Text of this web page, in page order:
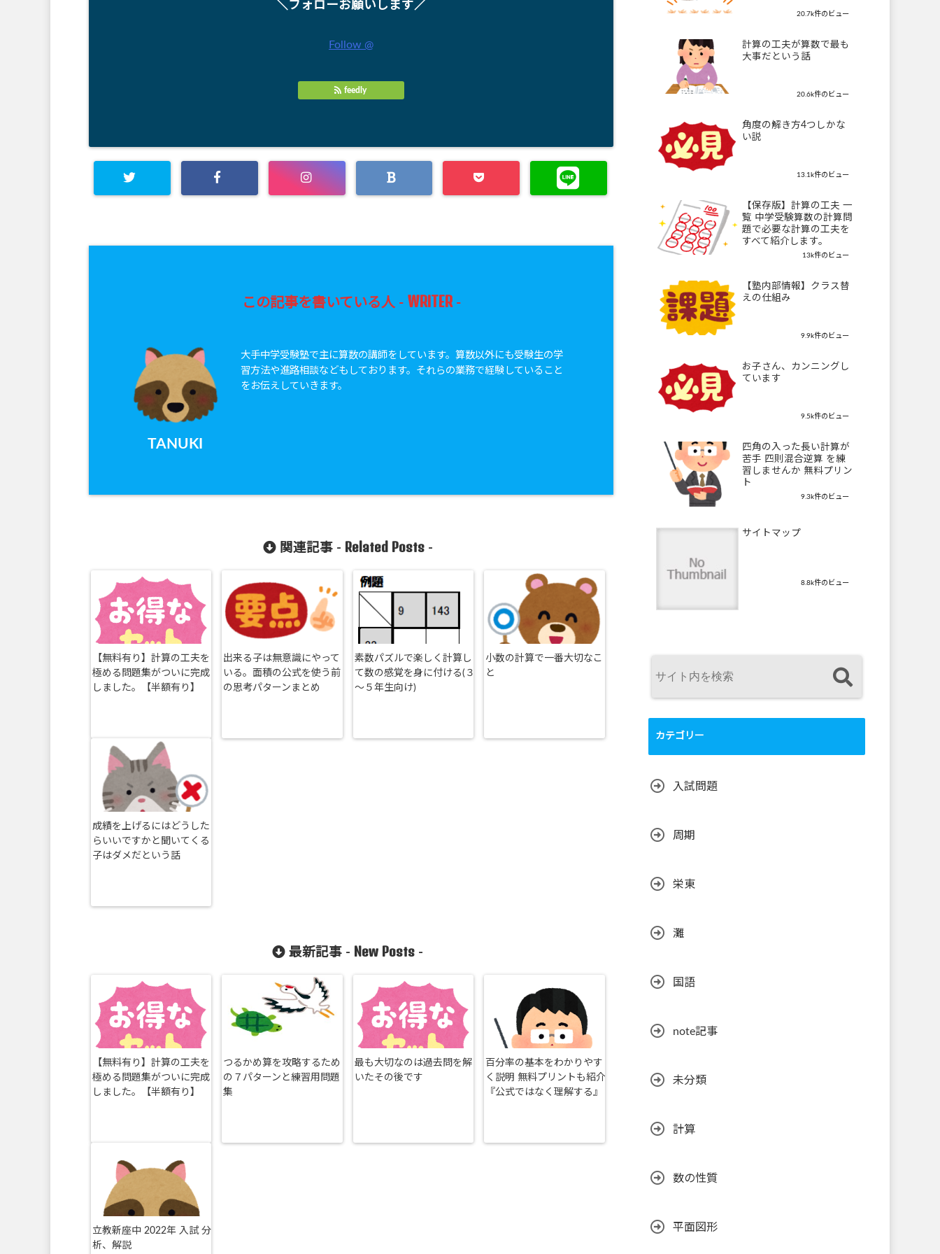
＼フォローお願いします／
Follow @
feedly
この記事を書いている人 - WRITER-
TANUKI
大手中学受験塾で主に算数の講師をしています。算数以外にも受験生の学
習方法や進路相談などもしております。それらの業務で経験していること
をお伝えしていきます。
関連記事 - Related Posts-
【無料有り】計算の工夫を
極める問題集がついに完成
しました。【半額有り】
出来る子は無意識にやって
いる。面積の公式を使う前
の思考パターンまとめ
素数パズルで楽しく計算し
て数の感覚を身に付ける(３
～５年生向け)
小数の計算で一番大切なこ
と
成績を上げるにはどうした
らいいですかと聞いてくる
子はダメだという話
最新記事 - New Posts -
【無料有り】計算の工夫を
極める問題集がついに完成
しました。【半額有り】
つるかめ算を攻略するため
の７パターンと練習用問題
集
最も大切なのは過去問を解
いたその後です
百分率の基本をわかりやす
く説明 無料プリントも紹介
『公式ではなく理解する』
立教新座中 2022年 入試 分
析、解説
20.7k件のビュー
計算の工夫が算数で最も
大事だという話
20.6k件のビュー
角度の解き方4つしかな
い説
13.1k件のビュー
【保存版】計算の工夫 一
覧 中学受験算数の計算問
題で必要な計算の工夫を
すべて紹介します。
13k件のビュー
【塾内部情報】クラス替
えの仕組み
9.9k件のビュー
お子さん、カンニングし
ています
9.5k件のビュー
四角の入った長い計算が
苦手 四則混合逆算 を練
習しませんか 無料プリン
ト
9.3k件のビュー
サイトマップ
8.8k件のビュー
カテゴリー
入試問題
周期
栄東
灘
国語
note記事
未分類
計算
数の性質
平面図形